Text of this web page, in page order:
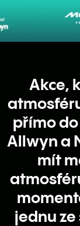
Akce,
přímo
Allwyn a
mít
jednu